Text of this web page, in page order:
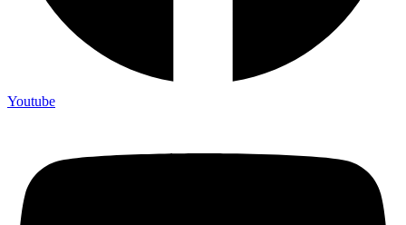
Youtube